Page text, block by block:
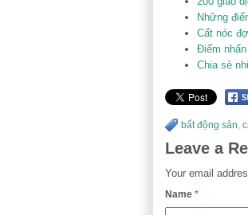
Những
Cất nóc
Điểm
Chia sẻ
bất động sản
Leave a
Your email
Name *